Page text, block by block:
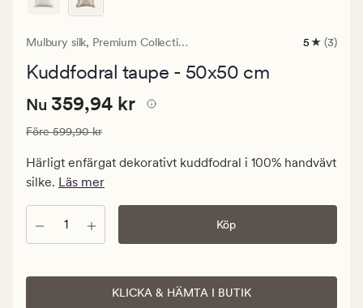
Mulbury silk, Premium Collection
3
5 (3)
Kuddfodral taupe - 50x50 cm
Nuvarande
359,94
kr.
Ordinarie
Nuvarande pris
Nu 359,94 kr
Ordinarie pris 599,90 kr
Före599,90 kr
Härligt enfärgat dekorativt kuddfodral i 100% handvävt
silke. Läs mer
Antal Köp
KLICKA & HÄMTA I BUTIK